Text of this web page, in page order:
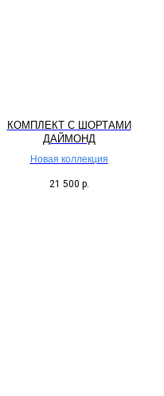
КОМПЛЕКТ С ШОРТАМИ
ДАЙМОНД
Новая коллекция
21 500 р.